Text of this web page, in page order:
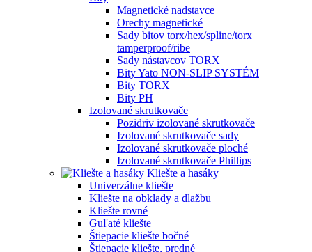
Magnetické nadstavce
Orechy magnetické
Sady bitov torx/hex/spline/torx
tamperproof/ribe
Sady nástavcov TORX
Bity Yato NON-SLIP SYSTÉM
Bity TORX
Bity PH
Izolované skrutkovače
Pozidriv izolované skrutkovače
Izolované skrutkovače sady
Izolované skrutkovače ploché
Izolované skrutkovače Phillips
Kliešte a hasáky
Univerzálne kliešte
Kliešte na obklady a dlažbu
Kliešte rovné
Guľaté kliešte
Štiepacie kliešte bočné
Štiepacie kliešte, predné